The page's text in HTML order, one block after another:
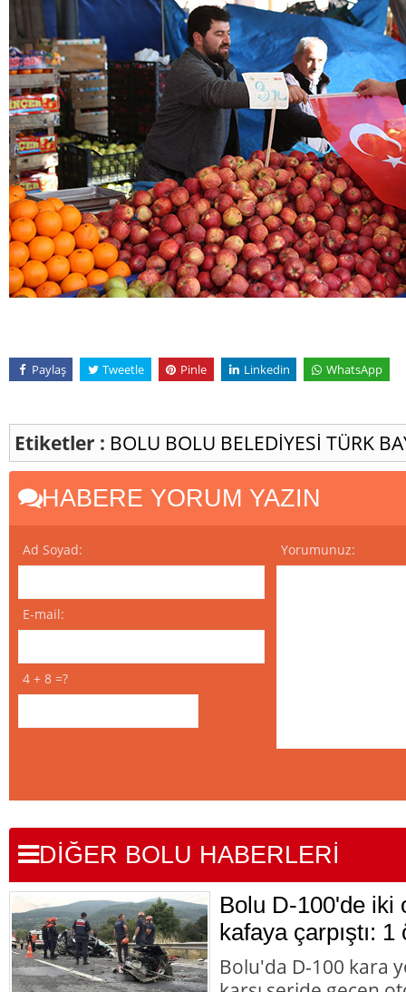
Paylaş Tweetle Pinle Linkedin WhatsApp
Etiketler : BOLU BOLU BELEDİYESİ TÜRK
HABERE YORUM YAZIN
Ad Soyad:
E-mail:
4 + 8 =?
Yorumunuz:
DİĞER BOLU HABERLERİ
Bolu D-100'de iki
kafaya çarpıştı: 1
Bolu'da D-100 kara